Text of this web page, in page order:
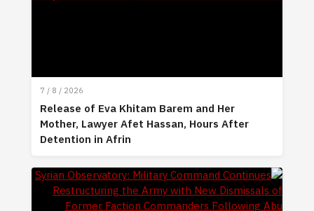
7 / 8 / 2026
Release of Eva Khitam Barem and Her
Mother, Lawyer Afet Hassan, Hours After
Detention in Afrin